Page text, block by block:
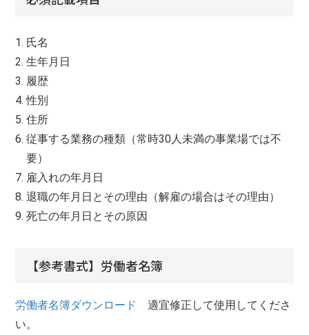
氏名
生年月日
履歴
性別
住所
従事する業務の種類（常時30人未満の事業場では不
要）
雇入れの年月日
退職の年月日とその理由（解雇の場合はその理由）
死亡の年月日とその原因
【参考書式】労働者名簿
労働者名簿ダウンロード
適宜修正して使用してくださ
い。